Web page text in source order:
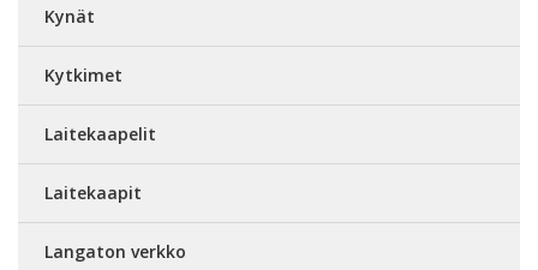
Kynät
Kytkimet
Laitekaapelit
Laitekaapit
Langaton verkko